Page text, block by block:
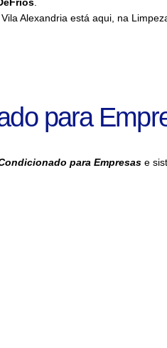
Alexandria está aqui, na
para
para Empresas e